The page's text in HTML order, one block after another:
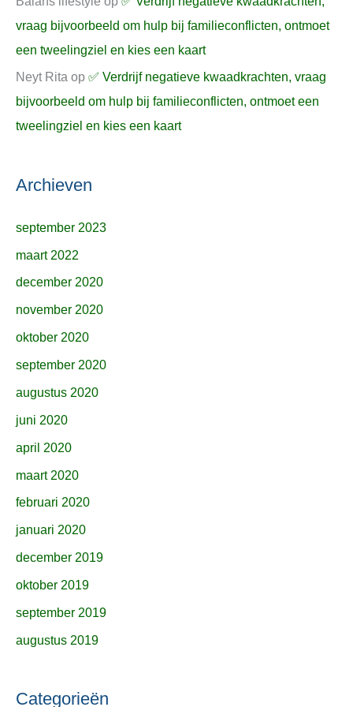
vraag bijvoorbeeld om hulp bij familieconflicten, ontmoet
een tweelingziel en kies een kaart
Neyt Rita op ✅ Verdrijf negatieve kwaadkrachten, vraag
bijvoorbeeld om hulp bij familieconflicten, ontmoet een
tweelingziel en kies een kaart
Archieven
september 2023
maart 2022
december 2020
november 2020
oktober 2020
september 2020
augustus 2020
juni 2020
april 2020
maart 2020
februari 2020
januari 2020
december 2019
oktober 2019
september 2019
augustus 2019
Categorieën